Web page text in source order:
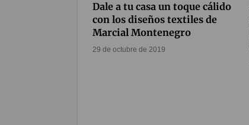
Dale a tu casa un toque cálido
con los diseños textiles de
Marcial Montenegro
29 de octubre de 2019